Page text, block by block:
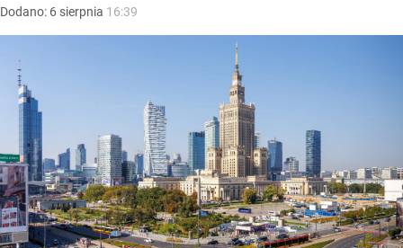
Dodano: 6 sierpnia 16:39